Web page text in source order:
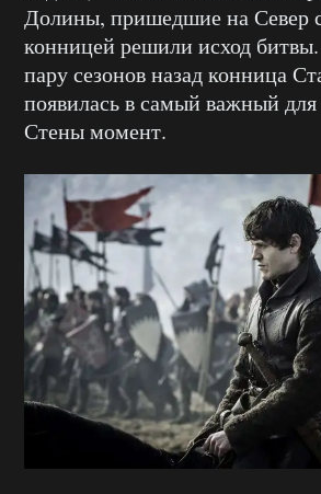
Долины, пришедшие на Север
конницей решили исход
пару сезонов назад конница
появилась в самый важный
Стены момент.